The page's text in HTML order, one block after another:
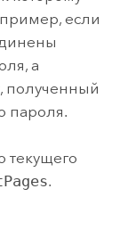
если
а
полученный
пароля.
текущего
.